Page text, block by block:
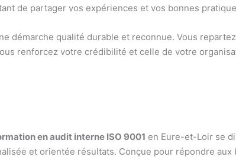
de partager vos expériences et vos bonnes
démarche qualité durable et reconnue. Vous
renforcez votre crédibilité et celle de votre
en audit interne ISO 9001 en Eure-et-Loir se
et orientée résultats. Conçue pour répondre